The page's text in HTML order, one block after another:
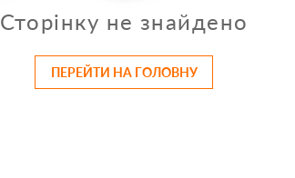
Сторінку не знайдено
ПЕРЕЙТИ НА ГОЛОВНУ